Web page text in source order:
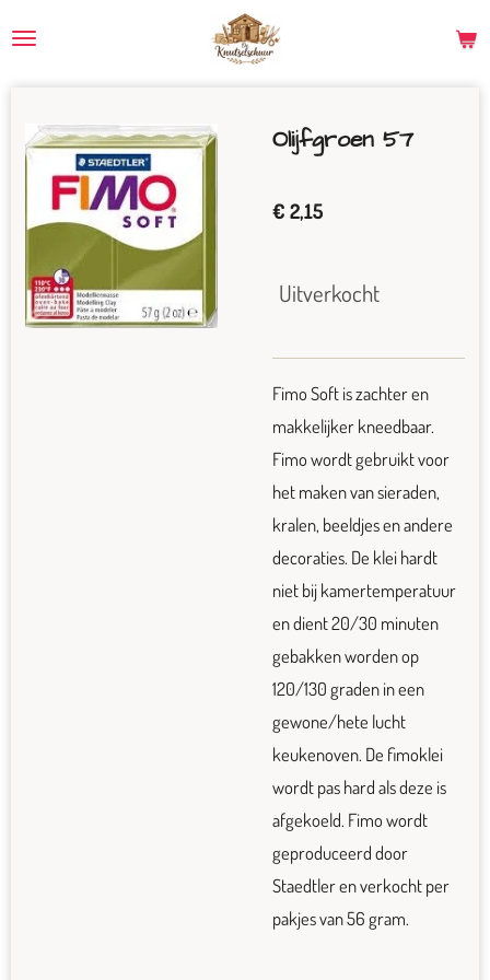
Ga
hoofdinhoud
Olijfgroen 57
€ 2,15
Uitverkocht
Fimo Soft is zachter en
makkelijker kneedbaar.
Fimo wordt gebruikt voor
het maken van sieraden,
kralen, beeldjes en andere
decoraties. De klei hardt
niet bij kamertemperatuur
en dient 20/30 minuten
gebakken worden op
120/130 graden in een
gewone/hete lucht
keukenoven. De fimoklei
wordt pas hard als deze is
afgekoeld. Fimo wordt
geproduceerd door
Staedtler en verkocht per
pakjes van 56 gram.